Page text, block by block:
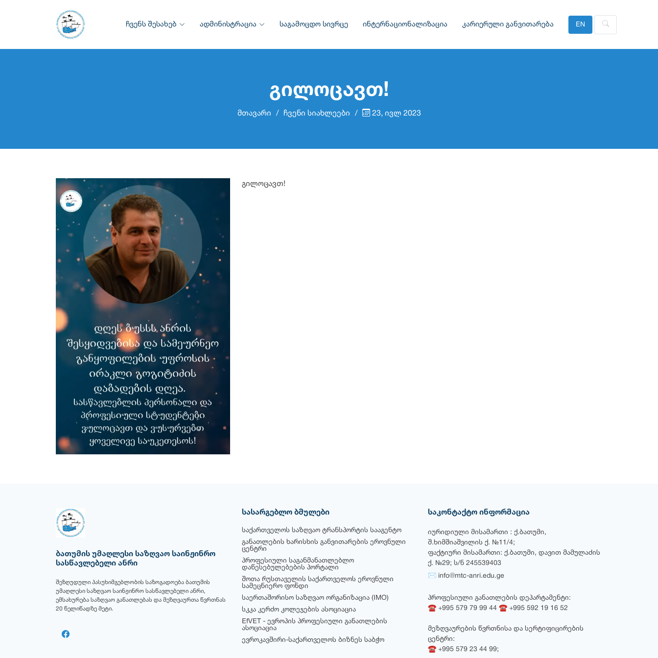
ჩვენს შესახებ ადმინისტრაცია საგამოცდო სივრცე ინტერნაციონალიზაცია კარიერული განვითარება EN
გილოცავთ!
მთავარი ჩვენი სიახლეები 23, ივლ 2023
გილოცავთ!
ბათუმის უმაღლესი საზღვაო საინჟინრო
სასწავლებელი ანრი
შეზღუდული პასუხიმგებლობის საზოგადოება ბათუმის
უმაღლესი საზღვაო საინჟინრო სასწავლებელი ანრი,
ემსახურება საზღვაო განათლებას და მეზღვაურთა წვრთნას
20 წელიწადზე მეტი.
სასარგებლო ბმულები
საქართველოს საზღვაო ტრანსპორტის სააგენტო
განათლების ხარისხის განვითარების ეროვნული
ცენტრი
პროფესიული საგანმანათლებლო
დაწესებულებების პორტალი
შოთა რუსთაველის საქართველოს ეროვნული
სამეცნიერო ფონდი
საერთაშორისო საზღვაო ორგანიზაცია (IMO)
სკკა კერძო კოლეჯების ასოციაცია
EfVET - ევროპის პროფესიული განათლების
ასოციაცია
ევროკავშირი-საქართველოს ბიზნეს საბჭო
საკონტაქტო ინფორმაცია
იურიდიული მისამართი : ქ.ბათუმი,
შ.ხიმშიაშვილის ქ. №11/4;
ფაქტიური მისამართი: ქ.ბათუმი, დავით მამულაძის
ქ. №29; ს/ნ 245539403
✉ info@mtc-anri.edu.ge
პროფესიული განათლების დეპარტამენტი:
☎ +995 579 79 99 44 ☎ +995 592 19 16 52
მეზღვაურების წვრთნისა და სერტიფიცირების
ცენტრი:
☎ +995 579 23 44 99;